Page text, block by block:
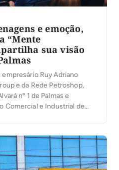
e emoção,
“Mente
sua visão
Ruy Adriano
e da Rede Petroshop,
nº 1 de Palmas e
Comercial e Industrial de
do novo auditório da